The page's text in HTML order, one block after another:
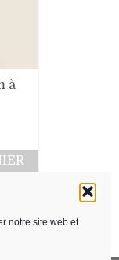
notre site web et
à